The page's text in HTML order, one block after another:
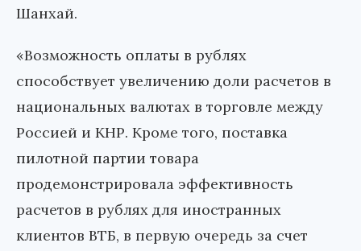
Шанхай.
«Возможность оплаты в рублях
способствует увеличению доли расчетов в
национальных валютах в торговле между
Россией и КНР. Кроме того, поставка
пилотной партии товара
продемонстрировала эффективность
расчетов в рублях для иностранных
клиентов ВТБ, в первую очередь за счет